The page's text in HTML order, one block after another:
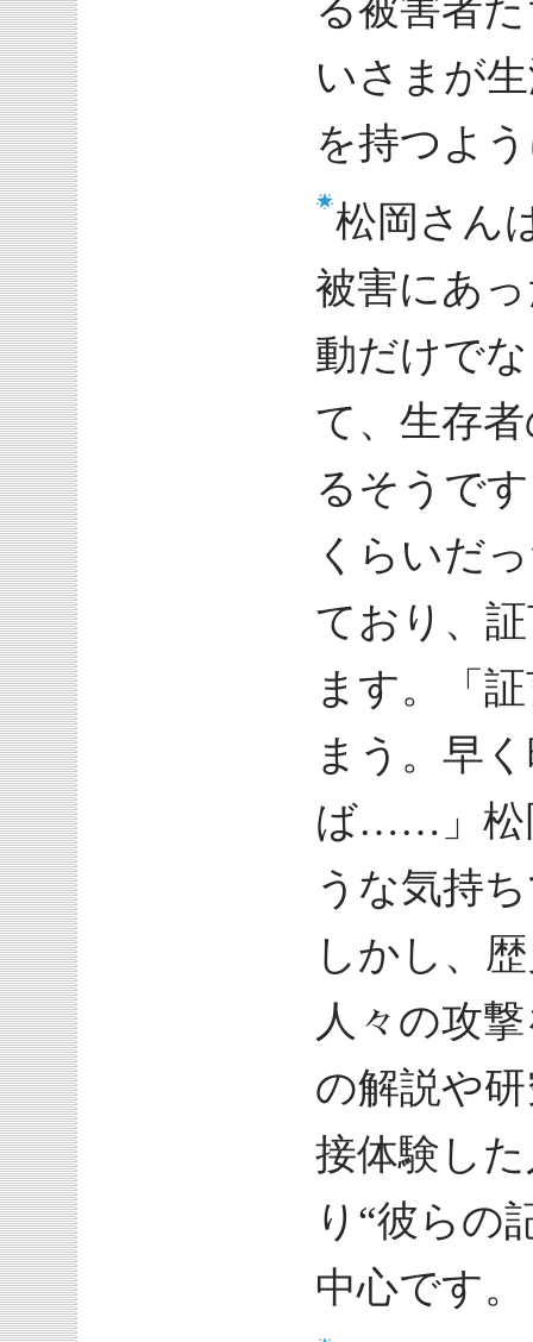
る被害者
いさまが
を持つよ
松岡さん
被害にあ
動だけで
て、生存
るそうで
くらいだ
ており、
ます。「
まう。早
ば……」松
うな気持
しかし、
人々の攻
の解説や
接体験し
り“彼らの
中心です。